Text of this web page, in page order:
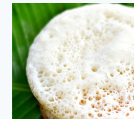
ഈ
ചേരുവ
കൂടി
ചേർത്ത്
മുട്ട
കറി
ഉണ്ടാക്കി
നോക്കൂ;
10
മിനുട്ടിൽ
മുട്ട